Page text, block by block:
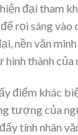
đại tham
rọi sáng vào
nền văn
thành của
điểm khác
tượng của
tính nhân